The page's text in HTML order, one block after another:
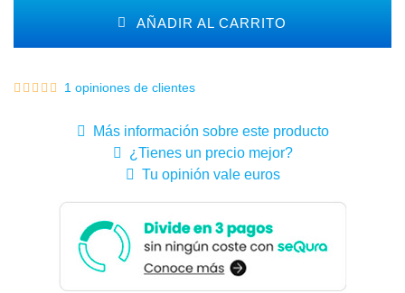
AÑADIR AL CARRITO
1 opiniones de clientes
Más información sobre este producto
¿Tienes un precio mejor?
Tu opinión vale euros